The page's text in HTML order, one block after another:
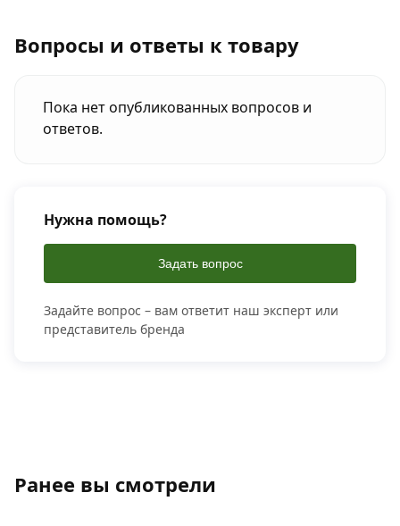
Вопросы и ответы к товару
Пока нет опубликованных вопросов и
ответов.
Нужна помощь?
Задать вопрос
Задайте вопрос – вам ответит наш эксперт или
представитель бренда
Ранее вы смотрели